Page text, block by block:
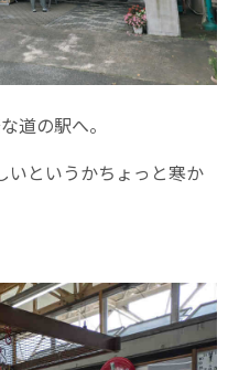
道の駅へ。
いというかちょっと寒か